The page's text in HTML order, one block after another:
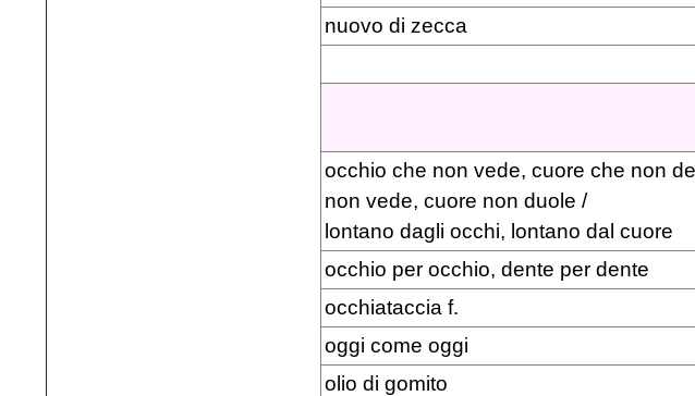
nuovo di zecca
occhio che non vede, cuore che non
non vede, cuore non duole /
lontano dagli occhi, lontano dal cuore
occhio per occhio, dente per dente
occhiataccia f.
oggi come oggi
olio di gomito